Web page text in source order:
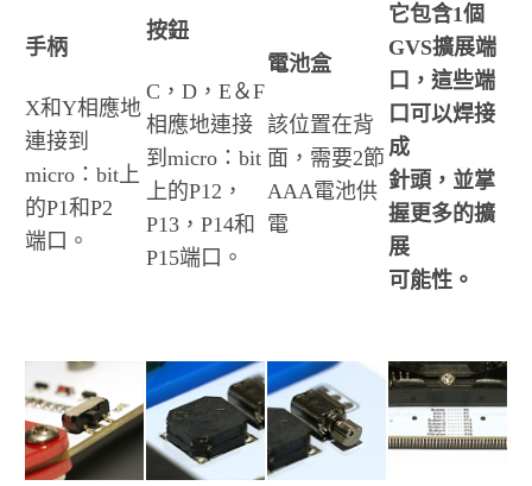
手柄
X和Y相應地
連接到
micro：bit上
的P1和P2
端口。
按鈕
C，D，E＆F
相應地連接
到micro：bit
上的P12，
P13，P14和
P15端口。
電池盒
該位置在背
面，需要2節
AAA電池供
電
它包含1個
GVS擴展端
口，這些端
口可以焊接
成
針頭，並掌
握更多的擴
展
可能性。